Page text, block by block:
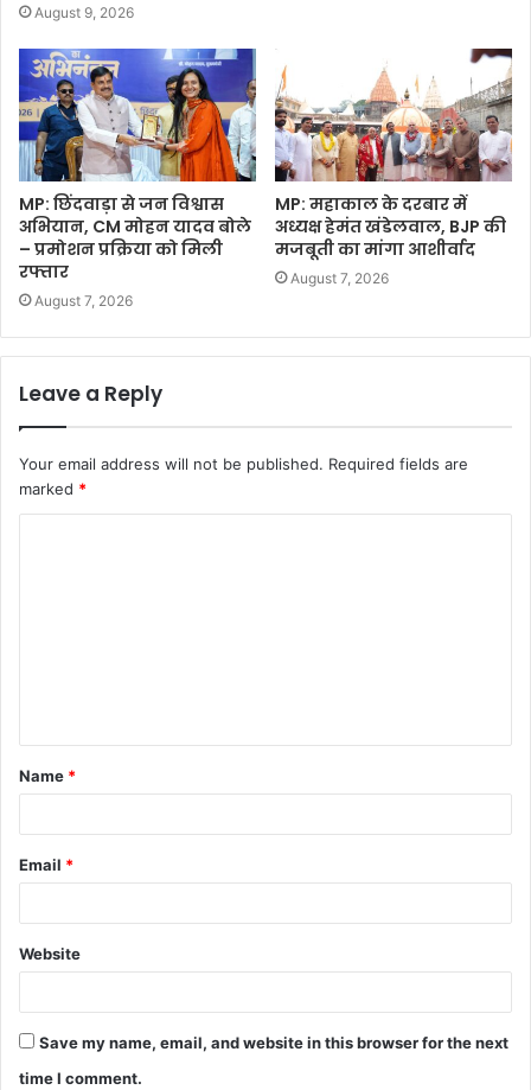
August 9, 2026
MP: छिंदवाड़ा से जन विश्वास
अभियान, CM मोहन यादव बोले
– प्रमोशन प्रक्रिया को मिली
रफ्तार
August 7, 2026
MP: महाकाल के दरबार में
अध्यक्ष हेमंत खंडेलवाल, BJP की
मजबूती का मांगा आशीर्वाद
August 7, 2026
Leave a Reply
Your email address will not be published. Required fields are
marked *
t
*
Name *
Email *
Website
Save my name, email, and website in this browser for the next
time I comment.